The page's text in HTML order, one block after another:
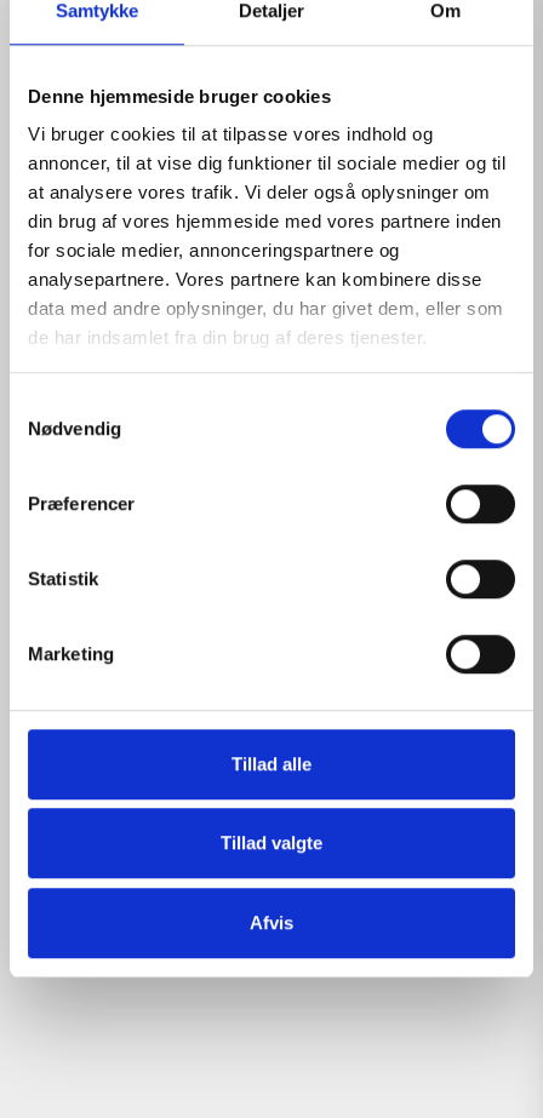
Samtykke Detaljer Om
Denne hjemmeside bruger cookies
Vi bruger cookies til at tilpasse vores indhold og
annoncer, til at vise dig funktioner til sociale medier og til
at analysere vores trafik. Vi deler også oplysninger om
din brug af vores hjemmeside med vores partnere inden
for sociale medier, annonceringspartnere og
analysepartnere. Vores partnere kan kombinere disse
data med andre oplysninger, du har givet dem, eller som
de har indsamlet fra din brug af deres tjenester.
Nødvendig
Præferencer
Statistik
Marketing
Tillad alle
Tillad valgte
Afvis
PHYSIOLOGICAL SOLUTION REFILL 16
View products